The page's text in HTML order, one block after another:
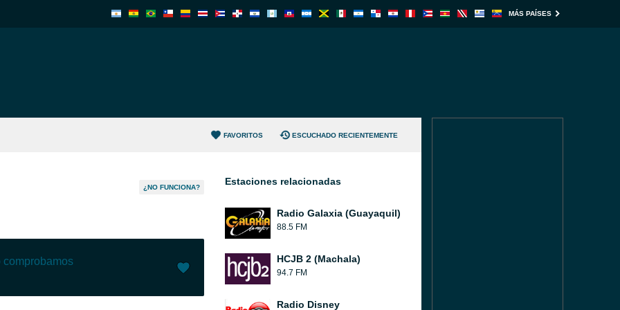
MÁS PAÍSES
FAVORITOS ESCUCHADO RECIENTEMENTE
¿NO FUNCIONA?
comprobamos
Estaciones relacionadas
Radio Galaxia (Guayaquil)
88.5 FM
HCJB 2 (Machala)
94.7 FM
Radio Disney